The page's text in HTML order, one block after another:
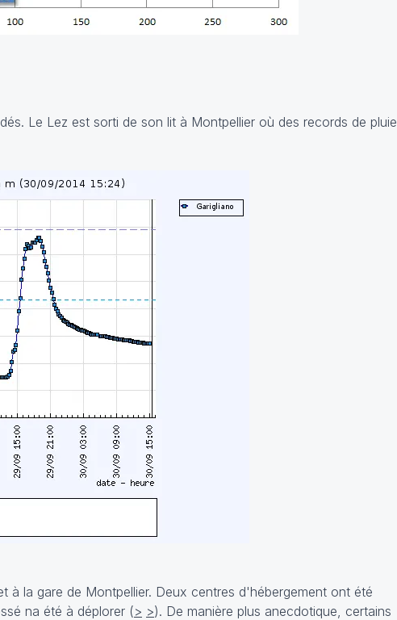
Le Lez est sorti de son lit à Montpellier où des records de pluie
à la gare de Montpellier. Deux centres d'hébergement ont été
na été à déplorer (> >). De manière plus anecdotique, certains